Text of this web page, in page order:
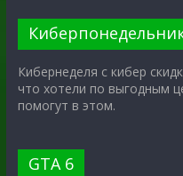
Кибернеделя с кибер
что хотели по выгодным
помогут в этом.
GTA 6